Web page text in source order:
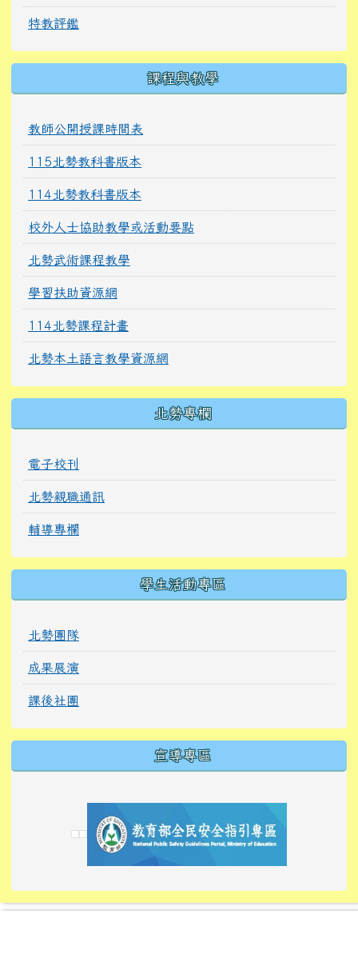
特教評鑑
課程與教學
教師公開授課時間表
115北勢教科書版本
114北勢教科書版本
校外人士協助教學或活動要點
北勢武術課程教學
學習扶助資源網
114北勢課程計畫
北勢本土語言教學資源網
北勢專欄
電子校刊
北勢親職通訊
輔導專欄
學生活動專區
北勢團隊
成果展演
課後社團
宣導專區
link to https://
link to https://10000.gov.tw/
link to https://
link to https://10000.gov.tw/
link to https://
link to https://
link to https://i.win.org.tw/
link to https://
link to https://
link to https://
link to https://